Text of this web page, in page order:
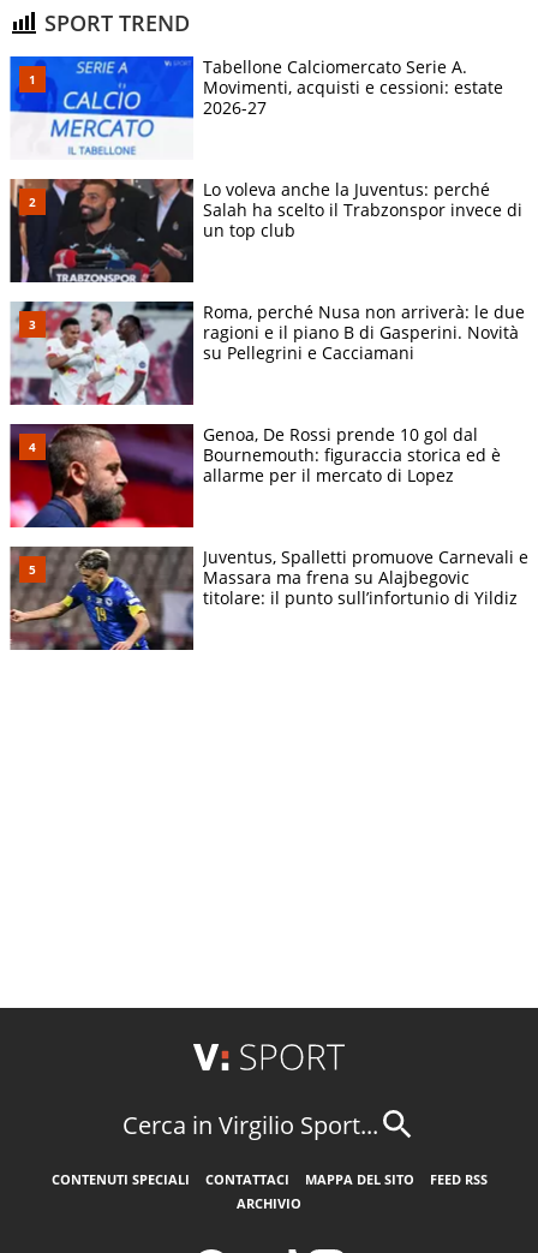
SPORT TREND
Tabellone Calciomercato Serie A.
Movimenti, acquisti e cessioni: estate
2026-27
Lo voleva anche la Juventus: perché
Salah ha scelto il Trabzonspor invece di
un top club
Roma, perché Nusa non arriverà: le due
ragioni e il piano B di Gasperini. Novità
su Pellegrini e Cacciamani
Genoa, De Rossi prende 10 gol dal
Bournemouth: figuraccia storica ed è
allarme per il mercato di Lopez
Juventus, Spalletti promuove Carnevali e
Massara ma frena su Alajbegovic
titolare: il punto sull’infortunio di Yildiz
Cerca in Virgilio Sport...
CONTENUTI SPECIALI CONTATTACI MAPPA DEL SITO
FEED RSS
ARCHIVIO